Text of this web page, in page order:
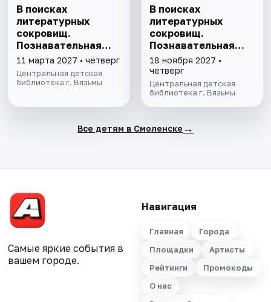
В поисках
литературных
сокровищ.
Познавательная
программа
11 марта 2027 • четверг
Центральная детская
библиотека г. Вязьмы
В поисках
литературных
сокровищ.
Познавательная
программа
18 ноября 2027 •
четверг
Центральная детская
библиотека г. Вязьмы
Все детям в Смоленске →
Самые яркие события в
вашем городе.
Навигация
Главная
Города
Площадки
Артисты
Рейтинги
Промокоды
О нас